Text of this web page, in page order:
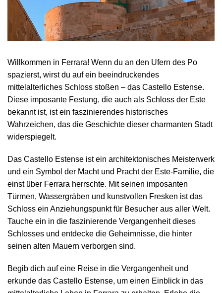
Willkommen in Ferrara! Wenn du an den Ufern des Po
spazierst, wirst du auf ein beeindruckendes
mittelalterliches Schloss stoßen – das Castello Estense.
Diese imposante Festung, die auch als Schloss der Este
bekannt ist, ist ein faszinierendes historisches
Wahrzeichen, das die Geschichte dieser charmanten Stadt
widerspiegelt.
Das Castello Estense ist ein architektonisches Meisterwerk
und ein Symbol der Macht und Pracht der Este-Familie, die
einst über Ferrara herrschte. Mit seinen imposanten
Türmen, Wassergräben und kunstvollen Fresken ist das
Schloss ein Anziehungspunkt für Besucher aus aller Welt.
Tauche ein in die faszinierende Vergangenheit dieses
Schlosses und entdecke die Geheimnisse, die hinter
seinen alten Mauern verborgen sind.
Begib dich auf eine Reise in die Vergangenheit und
erkunde das Castello Estense, um einen Einblick in das